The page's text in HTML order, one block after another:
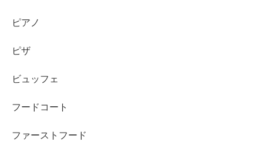
ピアノ
ピザ
ビュッフェ
フードコート
ファーストフード